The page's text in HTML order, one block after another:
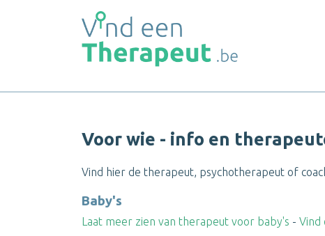
Voor wie - info en
Vind hier de therapeut, psychotherapeut of
Baby's
Laat meer zien van therapeut voor baby's - Vind